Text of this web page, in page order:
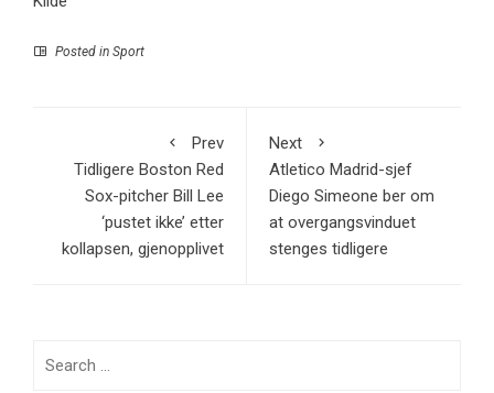
Posted in Sport
Prev
Tidligere Boston Red
Sox-pitcher Bill Lee
‘pustet ikke’ etter
kollapsen, gjenopplivet
Next
Atletico Madrid-sjef
Diego Simeone ber om
at overgangsvinduet
stenges tidligere